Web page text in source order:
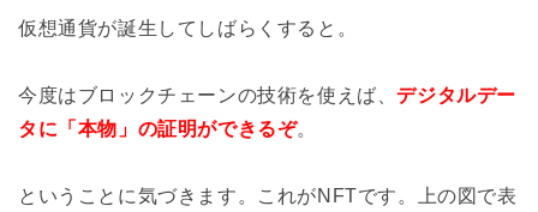
仮想通貨が誕生してしばらくすると。
今度はブロックチェーンの技術を使えば、デジタルデー
タに「本物」の証明ができるぞ。
ということに気づきます。これがNFTです。上の図で表